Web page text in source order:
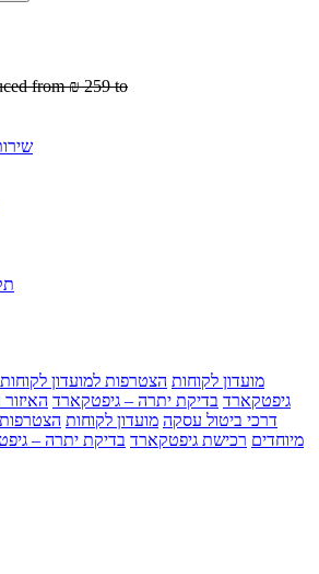
from₪ 259 to
מועדון לקוחות הצטרפות למועדון לקוחות
גיפטקארד בדיקת יתרה – גיפטקארד
דרכי ביטול עסקה מועדון לקוחות הצטרפות
מיוחדים רכישת גיפטקארד בדיקת יתרה –